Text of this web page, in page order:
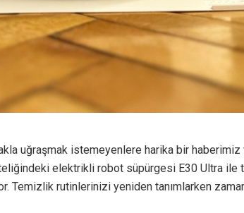
uğraşmak istemeyenlere harika bir haberimiz
elektrikli robot süpürgesi E30 Ultra ile
Temizlik rutinlerinizi yeniden tanımlarken